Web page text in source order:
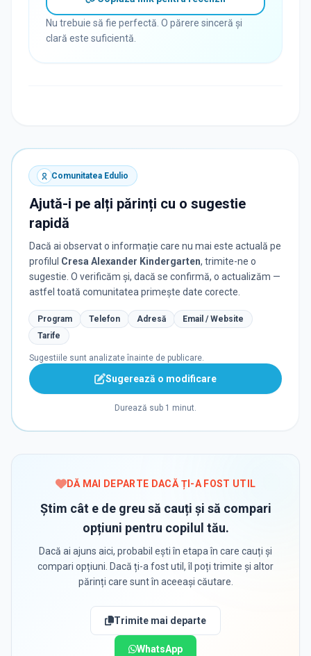
Nu trebuie să fie perfectă. O părere sinceră și
clară este suficientă.
Comunitatea Edulio
Ajută-i pe alți părinți cu o sugestie
rapidă
Dacă ai observat o informație care nu mai este actuală pe
profilul Cresa Alexander Kindergarten, trimite-ne o
sugestie. O verificăm și, dacă se confirmă, o actualizăm —
astfel toată comunitatea primește date corecte.
Program Telefon Adresă
Email / Website
Tarife
Sugestiile sunt analizate înainte de publicare.
Sugerează o modificare
Durează sub 1 minut.
DĂ MAI DEPARTE DACĂ ȚI-A FOST UTIL
Știm cât e de greu să cauți și să compari
opțiuni pentru copilul tău.
Dacă ai ajuns aici, probabil ești în etapa în care cauți și
compari opțiuni. Dacă ți-a fost util, îl poți trimite și altor
părinți care sunt în aceeași căutare.
Trimite mai departe
WhatsApp